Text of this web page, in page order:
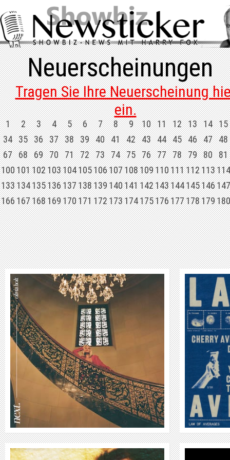
Neuerscheinungen
Tragen Sie Ihre Neuerscheinung
ein.
1 2 3 4 5 6 7 8 9 10 11 12 13 14 15
34 35 36 37 38 39 40 41 42 43 44 45 46 47 48
67 68 69 70 71 72 73 74 75 76 77 78 79 80 81
100101102103104105106107108109110111112113114
133134135136137138139140141142143144145146147
166167168169170171172173174175176177178179180
VINCE STAPLES
WEITER